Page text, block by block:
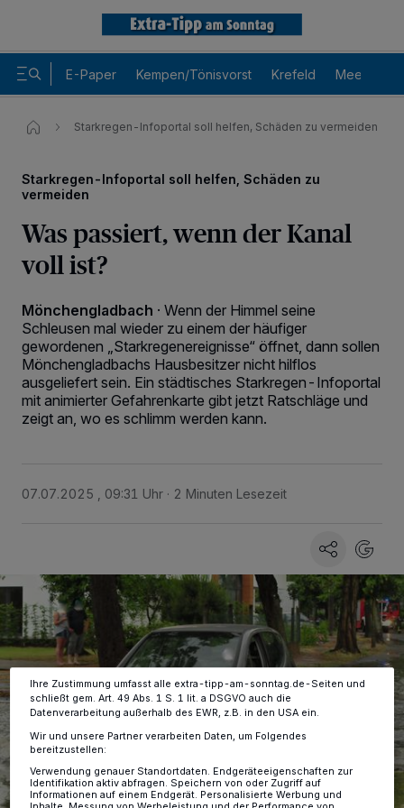
E-Paper Kempen/Tönisvorst Krefeld Meerbusch
Starkregen-Infoportal soll helfen, Schäden zu vermeiden
Starkregen-Infoportal soll helfen, Schäden zu
vermeiden
Was passiert, wenn der Kanal
voll ist?
Mönchengladbach · Wenn der Himmel seine
Schleusen mal wieder zu einem der häufiger
gewordenen „Starkregenereignisse“ öffnet, dann sollen
Mönchengladbachs Hausbesitzer nicht hilflos
ausgeliefert sein. Ein städtisches Starkregen-Infoportal
mit animierter Gefahrenkarte gibt jetzt Ratschläge und
zeigt an, wo es schlimm werden kann.
07.07.2025 , 09:31 Uhr 2 Minuten Lesezeit
Wir und unsere
-Partner speichern und greifen auf
Tracking-Technologien für die unter „Wir und unsere Partner
verarbeiten Daten, um Ihnen Dienste bereitzustellen“ aufgeführten
Zwecke. Wenn Tracker deaktiviert sind, sind manche Inhalte und
Anzeigen möglicherweise nicht mehr so relevant für Sie. Sie können
dieses Menü jederzeit wieder aufrufen, um Ihre Einstellungen zu
ändern oder Ihre Einwilligung zu widerrufen, indem Sie auf den Link
Einstellungen oder Ablehnen am unteren Rand der Webseite klicken.
Ihre Einstellungen gelten innerhalb unseres Website. Weitere
Informationen finden Sie in unserer Datenschutzerklärung.
Ihre Zustimmung umfasst alle extra-tipp-am-sonntag.de-Seiten und
schließt gem. Art. 49 Abs. 1 S. 1 lit. a DSGVO auch die
Datenverarbeitung außerhalb des EWR, z.B. in den USA ein.
Wir und unsere Partner verarbeiten Daten, um Folgendes
bereitzustellen:
Verwendung genauer Standortdaten. Endgeräteeigenschaften zur
Identifikation aktiv abfragen. Speichern von oder Zugriff auf
Informationen auf einem Endgerät. Personalisierte Werbung und